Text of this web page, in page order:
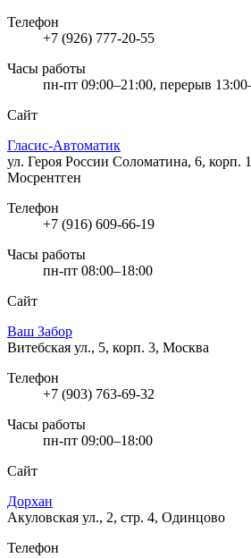
Телефон
+7 (926) 777-20-55
Часы работы
пн-пт 09:00–21:00, перерыв
Сайт
Гласис-Автоматик
ул. Героя России Соломатина, 6, корп.
Мосрентген
Телефон
+7 (916) 609-66-19
Часы работы
пн-пт 08:00–18:00
Сайт
Ваш Забор
Витебская ул., 5, корп. 3, Москва
Телефон
+7 (903) 763-69-32
Часы работы
пн-пт 09:00–18:00
Сайт
Дорхан
Акуловская ул., 2, стр. 4, Одинцово
Телефон